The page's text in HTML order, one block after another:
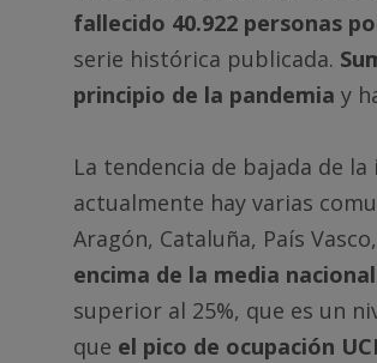
fallecido 40.922 personas
serie histórica publicada.
principio de la pandemia y
La tendencia de bajada de
actualmente hay varias
Aragón, Cataluña, País
encima de la media nacional
superior al 25%, que es un
que el pico de ocupación